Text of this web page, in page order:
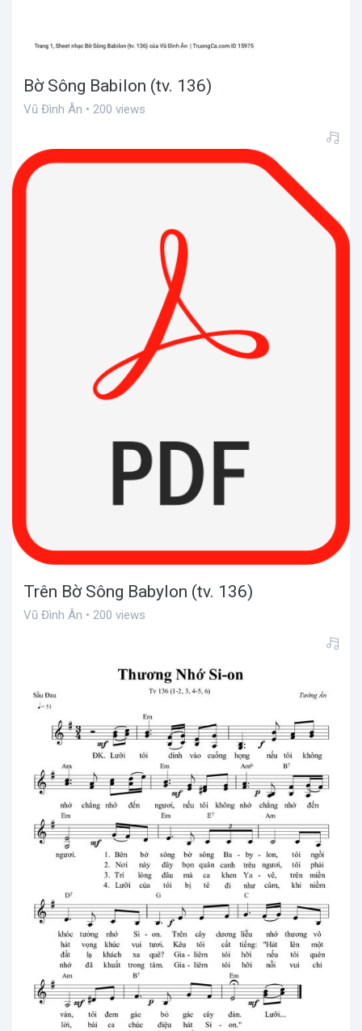
Bờ Sông Babilon (tv. 136)
Vũ Đình Ân • 200 views
Trên Bờ Sông Babylon (tv. 136)
Vũ Đình Ân • 200 views